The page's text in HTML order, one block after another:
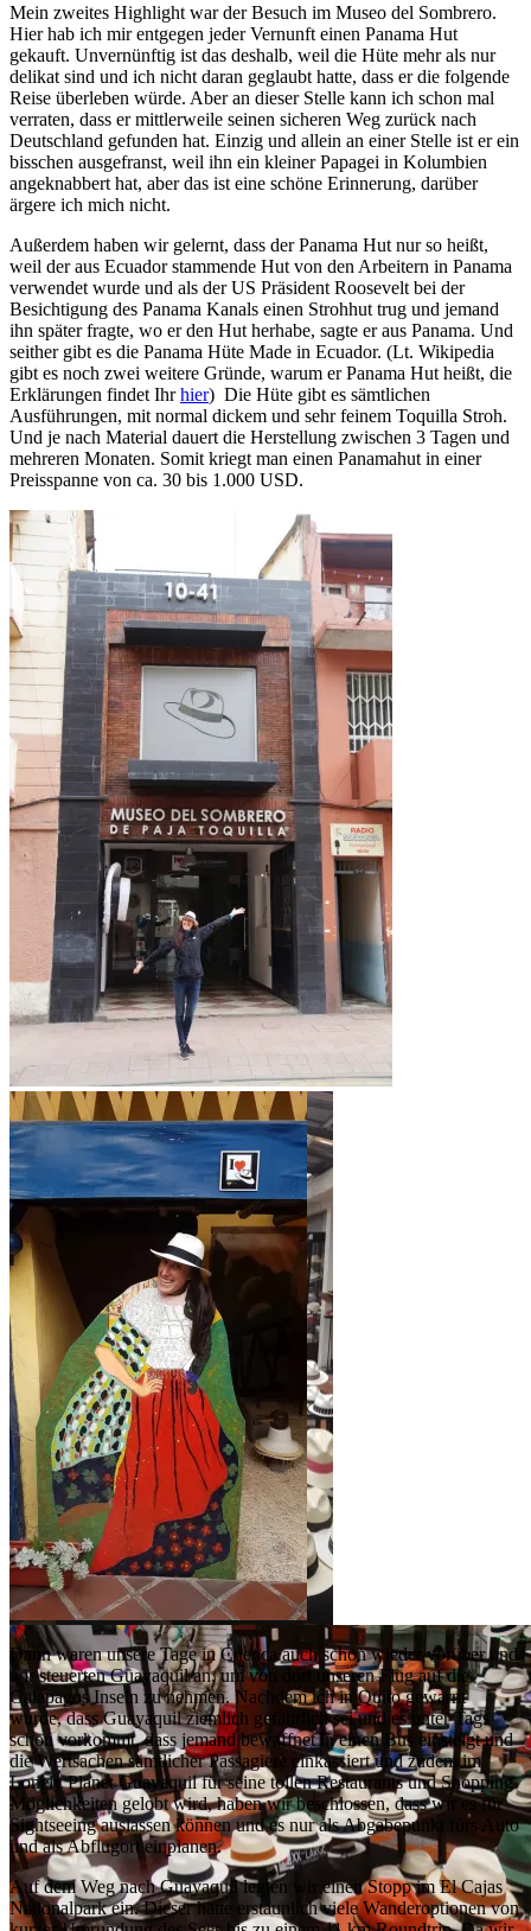
Mein zweites Highlight war der Besuch im Museo del Sombrero.
Hier hab ich mir entgegen jeder Vernunft einen Panama Hut
gekauft. Unvernünftig ist das deshalb, weil die Hüte mehr als nur
delikat sind und ich nicht daran geglaubt hatte, dass er die folgende
Reise überleben würde. Aber an dieser Stelle kann ich schon mal
verraten, dass er mittlerweile seinen sicheren Weg zurück nach
Deutschland gefunden hat. Einzig und allein an einer Stelle ist er ein
bisschen ausgefranst, weil ihn ein kleiner Papagei in Kolumbien
angeknabbert hat, aber das ist eine schöne Erinnerung, darüber
ärgere ich mich nicht.
Außerdem haben wir gelernt, dass der Panama Hut nur so heißt,
weil der aus Ecuador stammende Hut von den Arbeitern in Panama
verwendet wurde und als der US Präsident Roosevelt bei der
Besichtigung des Panama Kanals einen Strohhut trug und jemand
ihn später fragte, wo er den Hut herhabe, sagte er aus Panama. Und
seither gibt es die Panama Hüte Made in Ecuador. (Lt. Wikipedia
gibt es noch zwei weitere Gründe, warum er Panama Hut heißt, die
Erklärungen findet Ihrhier) Die Hüte gibt es sämtlichen
Ausführungen, mit normal dickem und sehr feinem Toquilla Stroh.
Und je nach Material dauert die Herstellung zwischen 3 Tagen und
mehreren Monaten. Somit kriegt man einen Panamahut in einer
Preisspanne von ca. 30 bis 1.000 USD.
Dann waren unsere Tage in Cuenca auch schon wieder vorüber und
wir steuerten Guayaquil an, um von dort unseren Flug auf die
Galapagos Inseln zu nehmen. Nachdem ich in Quito gewarnt
wurde, dass Guayaquil ziemlich gefährlich sei und es unter Tags
schon vorkommt, dass jemand bewaffnet in einen Bus einsteigt und
die Wertsachen sämtlicher Passagiere einkassiert und zudem im
Lonely Planet Guayaquil für seine tollen Restaurants und Shopping
Möglichkeiten gelobt wird, haben wir beschlossen, dass wir es für
Sightseeing auslassen können und es nur als Abgabepunkt fürs Auto
und als Abflugort einplanen.
Auf dem Weg nach Guayaquil legten wir einen Stopp im El Cajas
Nationalpark ein. Dieser hatte erstaunlich viele Wanderoptionen von